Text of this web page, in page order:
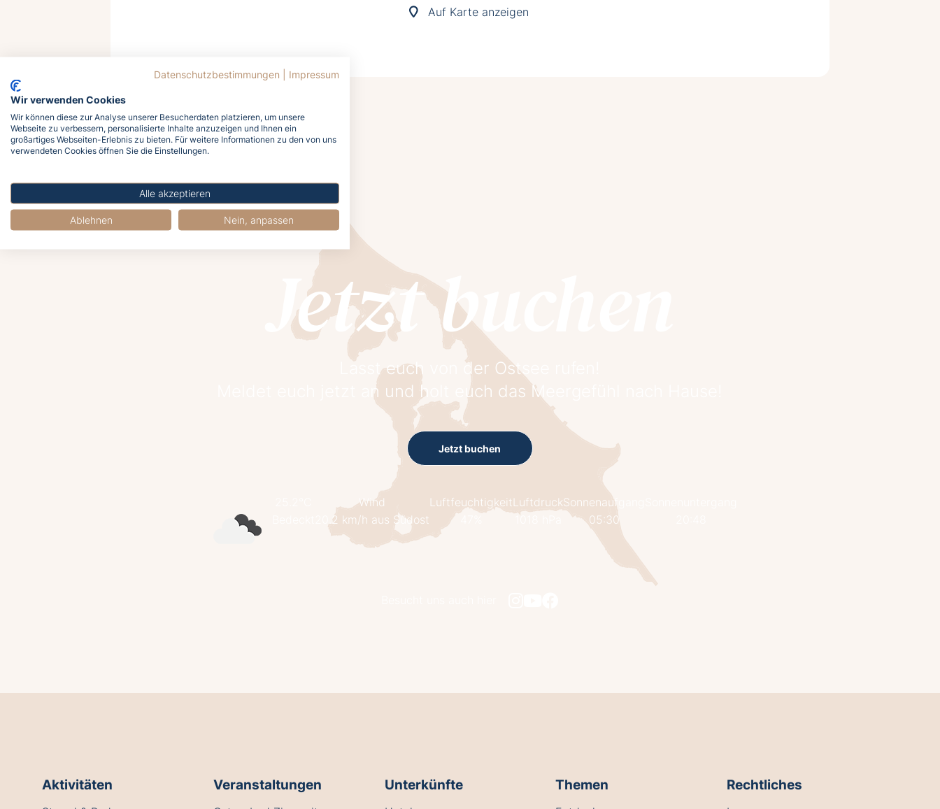
Auf Karte anzeigen
Jetzt buchen
Lasst euch von der Ostsee rufen!
Meldet euch jetzt an und holt euch das Meergefühl nach Hause!
Jetzt buchen
Wind
20.2 km/h aus Südost
LuftfeuchtigkeitLuftdruckSonnenaufgang
05:30
Aktivitäten Veranstaltungen Unterkünfte Themen Rechtliches
Datenschutzbestimmungen Impressum
Wir verwenden Cookies
Wir können diese zur Analyse unserer Besucherdaten platzieren, um unsere
Webseite zu verbessern, personalisierte Inhalte anzuzeigen und Ihnen ein
großartiges Webseiten-Erlebnis zu bieten. Für weitere Informationen zu den von uns
verwendeten Cookies öffnen Sie die Einstellungen.
Alle akzeptieren
Ablehnen Nein, anpassen